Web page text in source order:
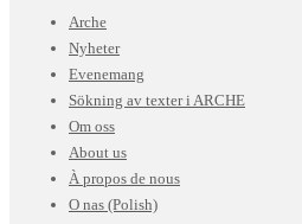
Arche
Nyheter
Evenemang
Sökning av texter i ARCHE
Om oss
About us
À propos de nous
O nas (Polish)